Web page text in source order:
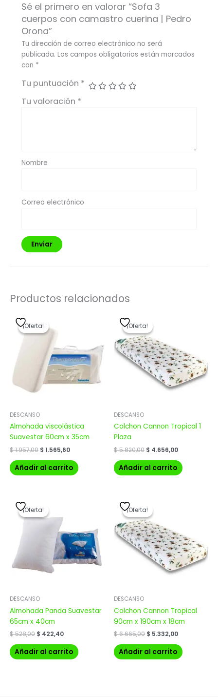
Sé el primero en valorar “Sofa 3
cuerpos con camastro cuerina | Pedro
Orona”
Tu dirección de correo electrónico no será
publicada. Los campos obligatorios están marcados
con *
Tu puntuación *
Tu valoración *
Nombre
Correo electrónico
Productos relacionados
¡Oferta!
¡Oferta!
DESCANSO
Almohada viscolástica
Suavestar 60cm x 35cm
$1.957,00
precio
original
era:
$ 1.957,00.
$ 1.565,60
$ 1.565,60.
Añadir al carrito
¡Oferta!
¡Oferta!
DESCANSO
Colchon Cannon Tropical 1
Plaza
$5.820,00
precio
original
era:
$ 5.820,00.
$ 4.656,00
Añadir al carrito
¡Oferta!
¡Oferta!
DESCANSO
Almohada Panda Suavestar
65cm x 40cm
$528,00
precio
original
era:
$ 528,00.
$ 422,40
$ 422,40.
Añadir al carrito
¡Oferta!
¡Oferta!
DESCANSO
Colchon Cannon Tropical
90cm x 190cm x 18cm
$6.665,00
precio
original
era:
$ 6.665,00.
$ 5.332,00
Añadir al carrito